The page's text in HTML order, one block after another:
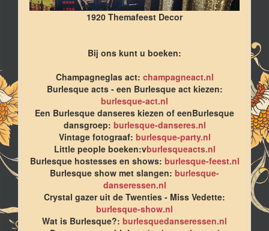
1920 Themafeest Decor
Bij ons kunt u boeken:
Champagneglas act: champagneact.nl
Burlesque acts - een Burlesque act kiezen:
burlesque-act.nl
Een Burlesque danseres kiezen of eenBurlesque
dansgroep: burlesque-danseres.nl
Vintage fotograaf: burlesque-party.nl
Little people boeken:vburlesqueacts.nl
Burlesque hostesses en shows: burlesque-feest.nl
Burlesque show met slangen: burlesque-
danseressen.nl
Crystal gazer uit de Twenties - Miss Vedette:
burlesque-show.nl
Wat is Burlesque?: burlesquedanseressen.nl